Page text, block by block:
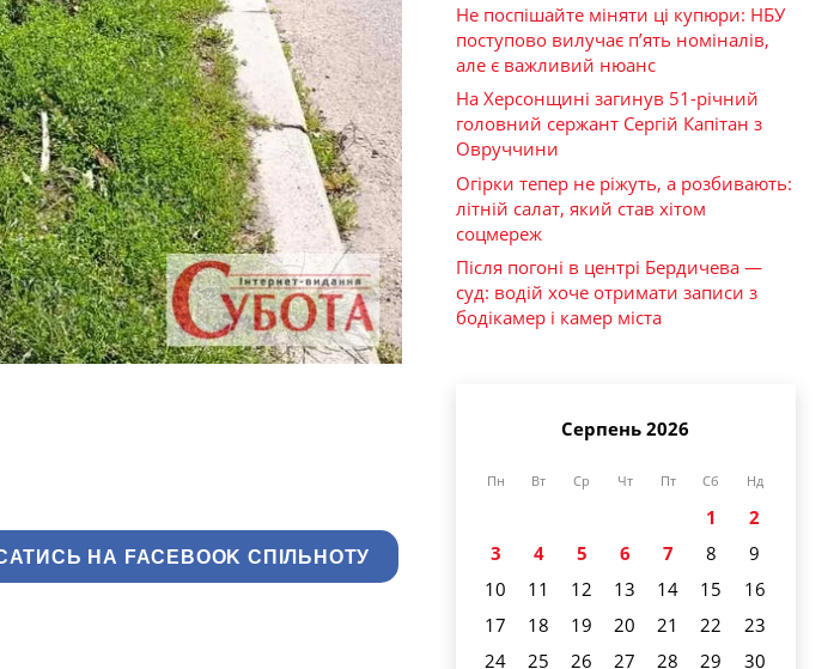
НА FACEBOOK СПІЛЬНОТУ
Не поспішайте міняти ці купюри: НБУ
поступово вилучає п’ять номіналів,
але є важливий нюанс
На Херсонщині загинув 51-річний
головний сержант Сергій Капітан з
Овруччини
Огірки тепер не ріжуть, а розбивають:
літній салат, який став хітом
соцмереж
Після погоні в центрі Бердичева —
суд: водій хоче отримати записи з
бодікамер і камер міста
Серпень 2026
Пн Вт Ср Чт Пт Сб Нд
1
2
3
4 5 6 7 8
9
10
11 12 13 14 15
16
17
18 19 20 21 22
23
24
25 26 27 28 29
30